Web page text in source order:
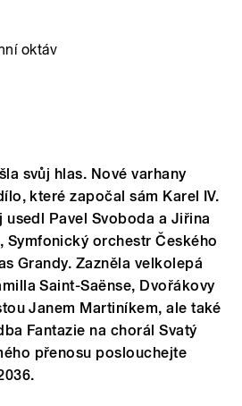
oktáv
svůj hlas. Nové varhany
které započal sám Karel IV.
Pavel Svoboda a Jiřina
Symfonický orchestr Českého
Grandy. Zazněla velkolepá
Saint-Saënse, Dvořákovy
Janem Martiníkem, ale také
Fantazie na chorál Svatý
přenosu poslouchejte